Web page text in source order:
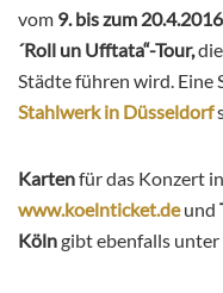
vom 9. bis zum 20.4.2016
´Roll un Ufftata“-Tour,
Städte führen wird. Eine
Stahlwerk in Düsseldorf
Kartenfür das Konzert in
www.koelnticket.de und
Kölngibt ebenfalls unter